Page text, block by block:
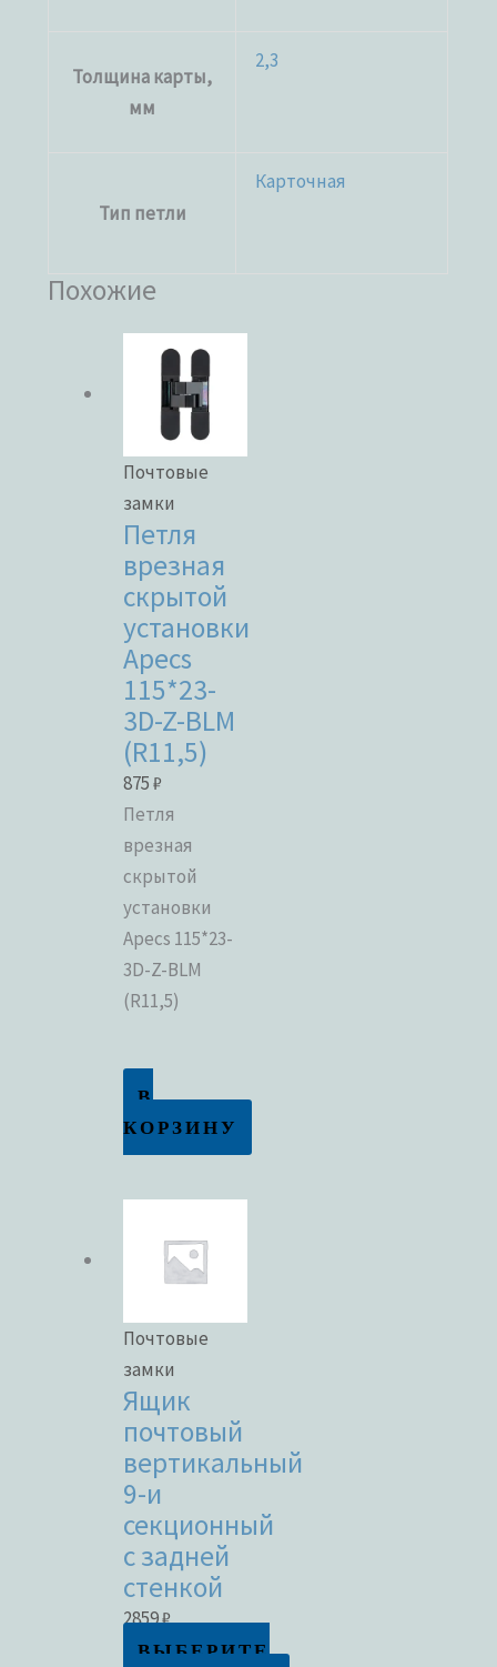
Толщина карты,
мм
2,3
Тип петли
Карточная
Похожие
Почтовые
замки
Петля
врезная
скрытой
установки
Apecs
115*23-
3D-Z-BLM
(R11,5)
875₽
Петля
врезная
скрытой
установки
Apecs 115*23-
3D-Z-BLM
(R11,5)
В
КОРЗИНУ
Почтовые
замки
Ящик
почтовый
вертикальный
9-и
секционный
с задней
стенкой
2859₽
ВЫБЕРИТЕ